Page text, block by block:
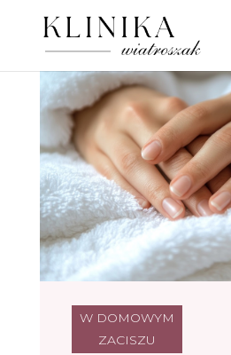
W DOMOWYM
ZACISZU